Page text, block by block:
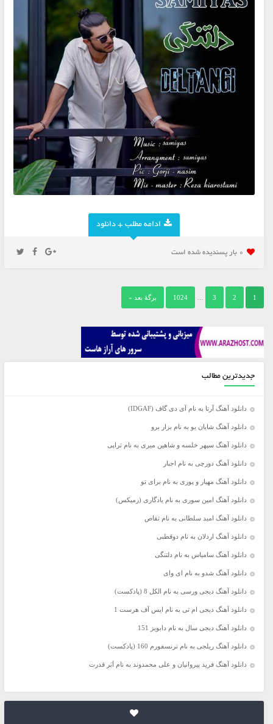
ادامه مطلب + دانلود
0 بار پسنديده شده است
1
2
3
1024 برگهٔ بعد »
جدیدترین مطالب
دانلود آهنگ آرتا به نام آی دی گاف (IDGAF)
دانلود آهنگ شایان یو به نام بزار برو
دانلود آهنگ سپهر خلسه و شاهین میری به نام تراپی
دانلود آهنگ دورچی به نام اجبار
دانلود آهنگ مهیار و پوری به نام برای تو
دانلود آهنگ امین سوری به نام یادگاری (رمیکس)
دانلود آهنگ امید سلطانی به نام تقاص
دانلود آهنگ اردلان به نام دوقطبی
دانلود آهنگ سامیاس به نام دلتنگی
دانلود آهنگ شدو به نام ای وای
دانلود آهنگ دیجی ورسی به نام الکل 8 (پادکست)
دانلود آهنگ دیجی ام تی به نام ایس آف هرست 1
دانلود آهنگ دیجی سال به نام دابویز 151
دانلود آهنگ ریلجی به نام ترنسفورم 160 (پادکست)
دانلود آهنگ فرید پیروانیان و علی محمدوند به نام اَبَر قدرت